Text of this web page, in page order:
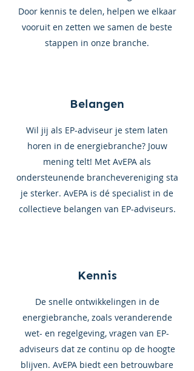
Door kennis te delen, helpen we elkaar
vooruit en zetten we samen de beste
stappen in onze branche.
Belangen
Wil jij als EP-adviseur je stem laten
horen in de energiebranche? Jouw
mening telt! Met AvEPA als
ondersteunende branchevereniging sta
je sterker. AvEPA is dé specialist in de
collectieve belangen van EP-adviseurs.
Kennis
De snelle ontwikkelingen in de
energiebranche, zoals veranderende
wet- en regelgeving, vragen van EP-
adviseurs dat ze continu op de hoogte
blijven. AvEPA biedt een betrouwbare